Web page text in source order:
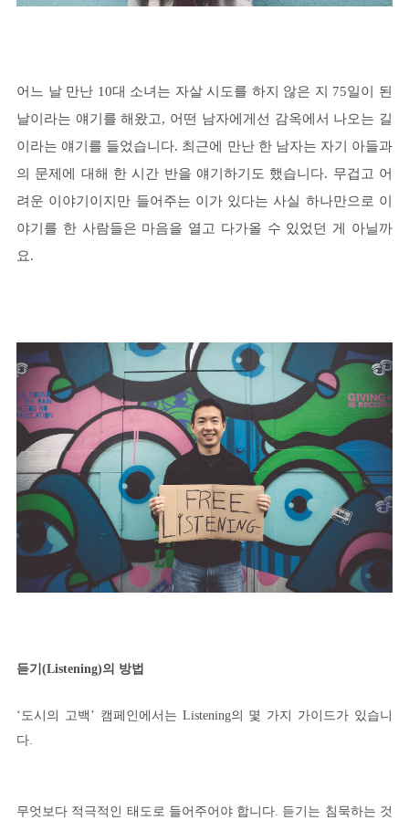
어느 날 만난 10대 소녀는 자살 시도를 하지 않은 지 75일이 된
날이라는 얘기를 해왔고, 어떤 남자에게선 감옥에서 나오는 길
이라는 얘기를 들었습니다. 최근에 만난 한 남자는 자기 아들과
의 문제에 대해 한 시간 반을 얘기하기도 했습니다. 무겁고 어
려운 이야기이지만 들어주는 이가 있다는 사실 하나만으로 이
야기를 한 사람들은 마음을 열고 다가올 수 있었던 게 아닐까
요.
듣기(Listening)의 방법
‘도시의 고백’ 캠페인에서는 Listening의 몇 가지 가이드가 있습니
다.
무엇보다 적극적인 태도로 들어주어야 합니다. 듣기는 침묵하는 것